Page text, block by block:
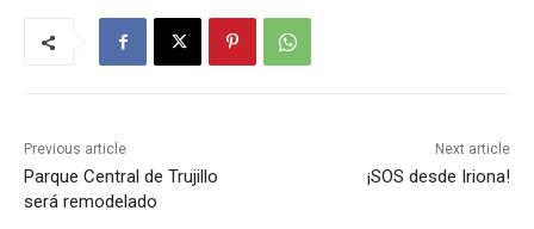
Previous article
Parque Central de Trujillo
será remodelado
Next article
¡SOS desde Iriona!